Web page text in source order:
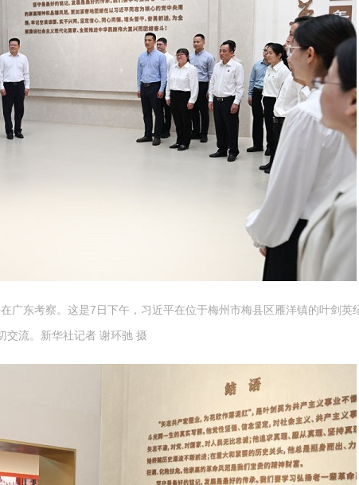
广东考察。这是7日下午，习近平在位于梅州市梅县区雁洋镇的叶剑英
交流。新华社记者 谢环驰 摄